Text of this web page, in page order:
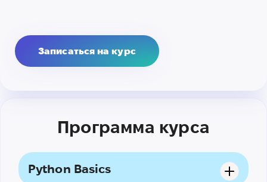
Записаться на курс
Программа курса
Python Basics